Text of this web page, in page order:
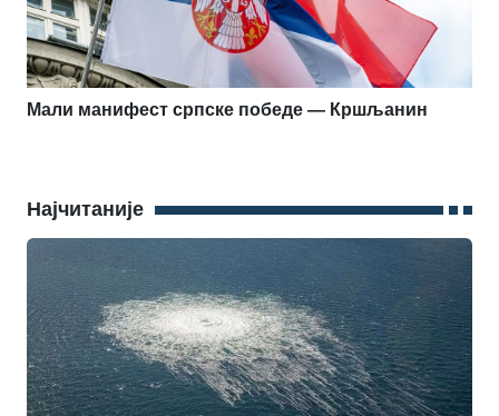
Мали манифест српске победе — Кршљанин
Најчитаније